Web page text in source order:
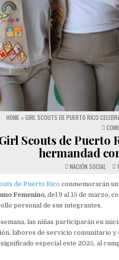
HOME »GIRL SCOUTS DE PUERTO RICO
Scouts de Puerto
hermandad
NACIÓN SOCIAL
de Puerto Rico conmemorarán
Femenino, del 9 al 15 de marzo,
personal de sus integrantes.
las niñas participarán en
labores de servicio comunitario
especial este 2025, al